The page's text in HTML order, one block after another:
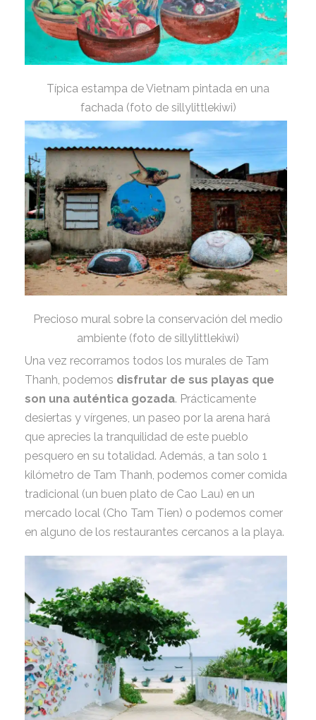
Típica estampa de Vietnam pintada en una
fachada (foto de sillylittlekiwi)
Precioso mural sobre la conservación del medio
ambiente (foto de sillylittlekiwi)
Una vez recorramos todos los murales de Tam
Thanh, podemos disfrutar de sus playas que
son una auténtica gozada. Prácticamente
desiertas y vírgenes, un paseo por la arena hará
que aprecies la tranquilidad de este pueblo
pesquero en su totalidad. Además, a tan solo 1
kilómetro de Tam Thanh, podemos comer comida
tradicional (un buen plato de Cao Lau) en un
mercado local (Cho Tam Tien) o podemos comer
en alguno de los restaurantes cercanos a la playa.